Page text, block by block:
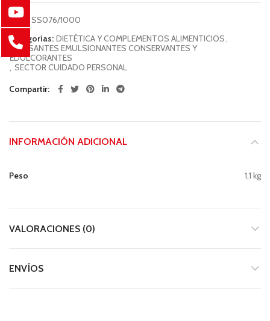
COD: SS076/1000
Categorías: DIETÉTICA Y COMPLEMENTOS ALIMENTICIOS,
ESPESANTES EMULSIONANTES CONSERVANTES Y
EDULCORANTES
, SECTOR CUIDADO PERSONAL
Compartir
INFORMACIÓN ADICIONAL
Peso 1,1 kg
VALORACIONES (0)
ENVÍOS